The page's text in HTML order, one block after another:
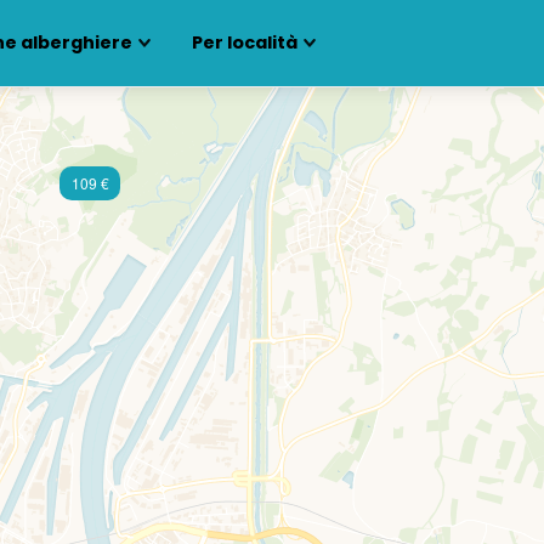
alberghiere Per località
109 €